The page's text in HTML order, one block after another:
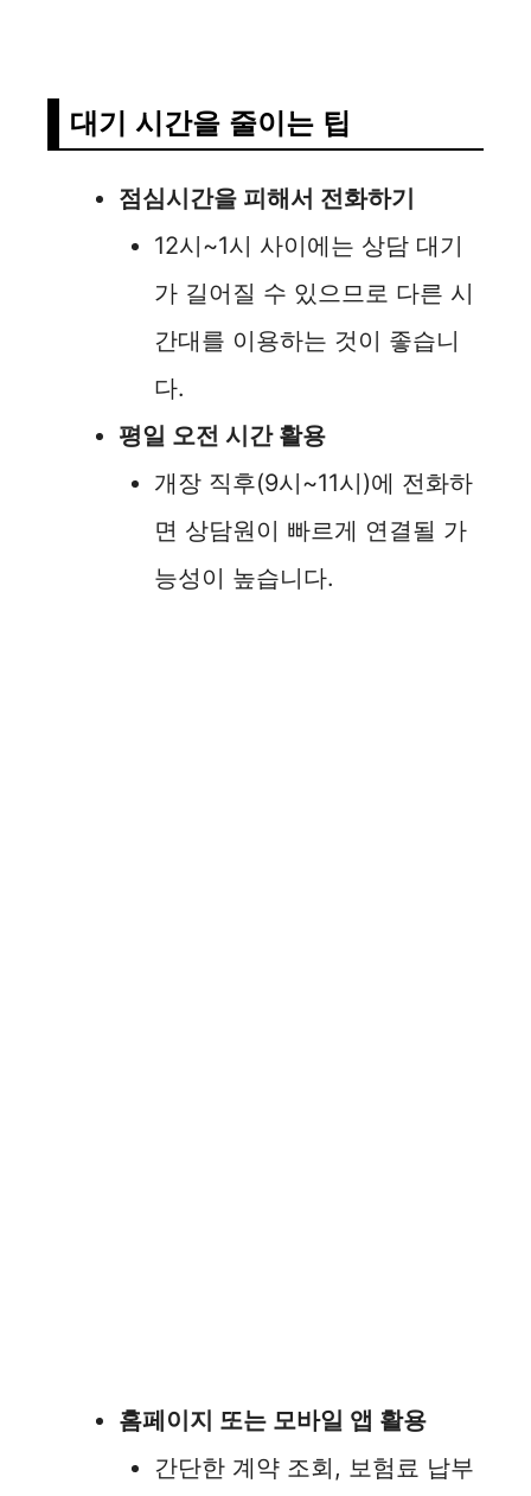
대기 시간을 줄이는 팁
점심시간을 피해서 전화하기
12시~1시 사이에는 상담 대기
가 길어질 수 있으므로 다른 시
간대를 이용하는 것이 좋습니
다.
평일 오전 시간 활용
개장 직후(9시~11시)에 전화하
면 상담원이 빠르게 연결될 가
능성이 높습니다.
홈페이지 또는 모바일 앱 활용
간단한 계약 조회, 보험료 납부